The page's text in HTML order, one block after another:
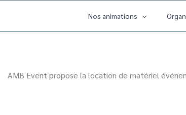
contenu
Nos animations
AMB Event propose la location de matériel